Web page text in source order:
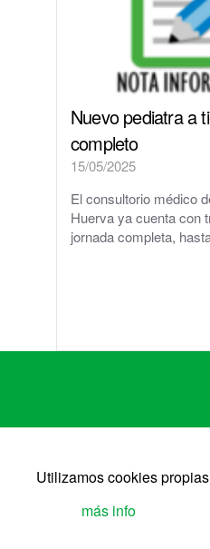
Nuevo pediatra a
completo
15/05/2025
El consultorio médico
Huerva ya cuenta con
jornada completa,
más info
Utilizamos cookies